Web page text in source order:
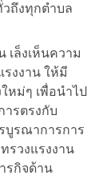
ถึงทุกตำบล
เล็งเห็นความ
งงาน ให้มี
หม่ๆ เพื่อนำไป
รตรงกับ
บูรณาการการ
รวงแรงงาน
รกิจด้าน